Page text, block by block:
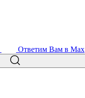
Ответим Вам в Max